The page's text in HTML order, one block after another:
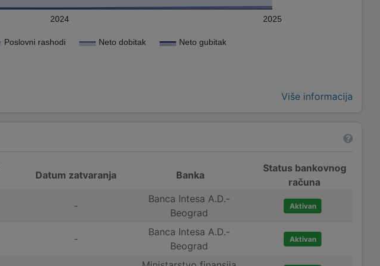
Poslovni rashodi Neto dobitak Neto gubitak
2024 2025
Više informacija
Datum zatvaranja Banka
Status bankovnog
računa
-
Banca Intesa A.D.-
Beograd
Aktivan
-
Banca Intesa A.D.-
Beograd
Aktivan